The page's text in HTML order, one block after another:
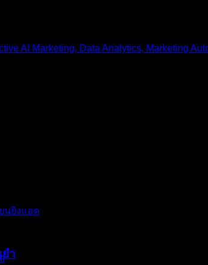
ดในใจว่าอยากไปเที่ยวทะเล ไม่กี่นาทีต่อมา โ
ำ